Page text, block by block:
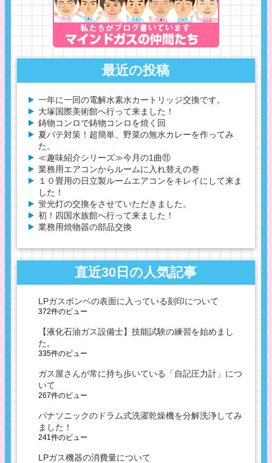
最近の投稿
一年に一回の電解水素水カートリッジ交換です。
大塚国際美術館へ行って来ました！
鋳物コンロで鋳物コンロを焼く回
夏バテ対策！超簡単、野菜の無水カレーを作ってみ
た。
≪趣味紹介シリーズ≫今月の1曲⑪
業務用エアコンからルームに入れ替えの巻
１０畳用の日立製ルームエアコンをキレイにして来ま
した！
蛍光灯の交換をさせていただきました。
初！四国水族館へ行って来ました！
業務用焼物器の部品交換
直近30日の人気記事
LPガスボンベの表面に入っている刻印について
372件のビュー
【液化石油ガス設備士】技能試験の練習を始めまし
た。
335件のビュー
ガス屋さんが常に持ち歩いている「自記圧力計」につ
いて
267件のビュー
パナソニックのドラム式洗濯乾燥機を分解洗浄してみ
ました！
241件のビュー
LPガス機器の消費量について